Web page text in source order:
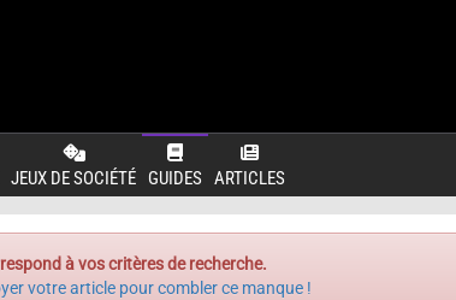
JEUX DE SOCIÉTÉ GUIDES ARTICLES
à vos critères de recherche.
votre article pour combler ce manque !